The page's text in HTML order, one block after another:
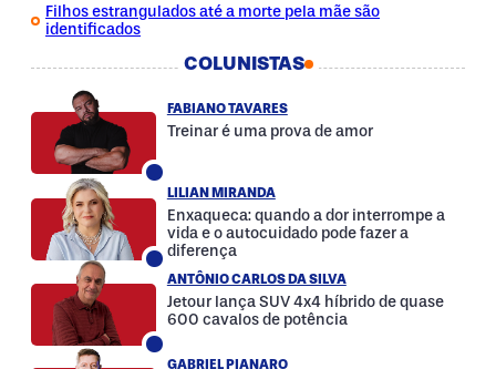
Filhos estrangulados até a morte pela mãe são
identificados
COLUNISTAS
FABIANO TAVARES
Treinar é uma prova de amor
LILIAN MIRANDA
Enxaqueca: quando a dor interrompe a
vida e o autocuidado pode fazer a
diferença
ANTÔNIO CARLOS DA SILVA
Jetour lança SUV 4x4 híbrido de quase
600 cavalos de potência
GABRIEL PIANARO